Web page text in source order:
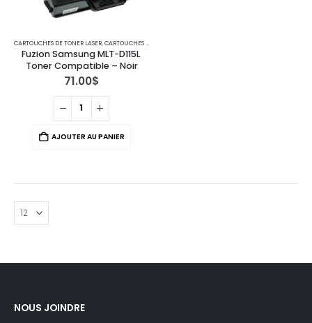
CARTOUCHES DE TONER LASER,CARTOUCHES POUR IMPRIMANTES SAMSUNG
Fuzion Samsung MLT-D115L
Toner Compatible – Noir
71.00$
AJOUTER AU PANIER
NOUS JOINDRE